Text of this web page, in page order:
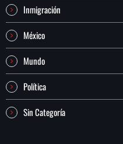
Inmigración
México
Mundo
Política
Sin Categoría